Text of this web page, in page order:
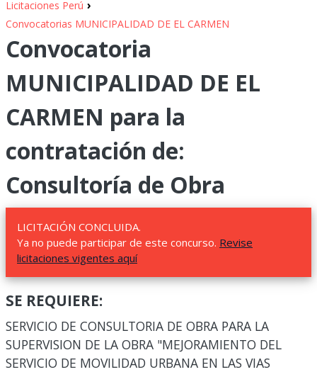
Licitaciones Perú ›
Convocatorias MUNICIPALIDAD DE EL CARMEN
Convocatoria
MUNICIPALIDAD DE EL
CARMEN para la
contratación de:
Consultoría de Obra
LICITACIÓN CONCLUIDA.
Ya no puede participar de este concurso. Revise
licitaciones vigentes aquí
SE REQUIERE:
SERVICIO DE CONSULTORIA DE OBRA PARA LA
SUPERVISION DE LA OBRA "MEJORAMIENTO DEL
SERVICIO DE MOVILIDAD URBANA EN LAS VIAS